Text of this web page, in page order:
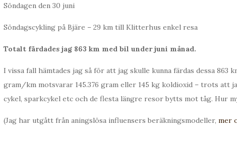
Söndagen den 30 juni
Söndagscykling på Bjäre – 29 km till Klitterhus enkel resa
Totalt färdades jag 863 km med bil under juni månad.
I vissa fall hämtades jag så för att jag skulle kunna färdas dessa 863
gram/km motsvarar 145.376 gram eller 145 kg koldioxid – trots att
cykel, sparkcykel etc och de flesta längre resor bytts mot tåg. Hur
(Jag har utgått från aningslösa influensers beräkningsmodeller, mer